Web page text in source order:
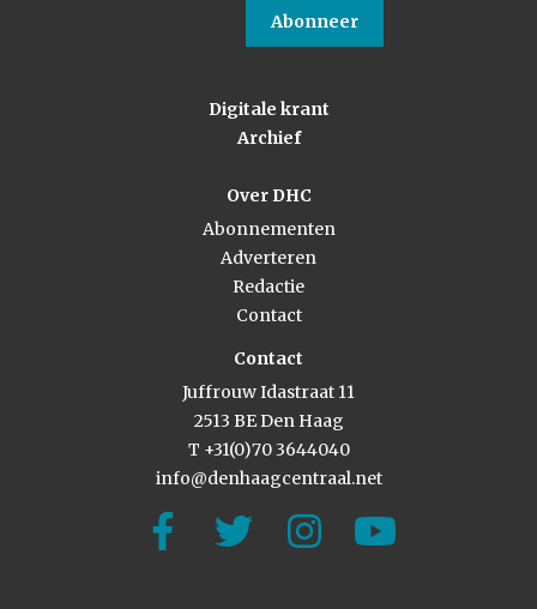
Abonneer
Digitale krant
Archief
Over DHC
Abonnementen
Adverteren
Redactie
Contact
Contact
Juffrouw Idastraat 11
2513 BE Den Haag
T +31(0)70 3644040
info@denhaagcentraal.net